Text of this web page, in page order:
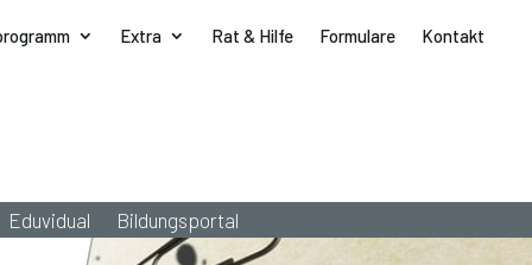
Extra Rat & Hilfe Formulare Kontakt
Eduvidual Bildungsportal